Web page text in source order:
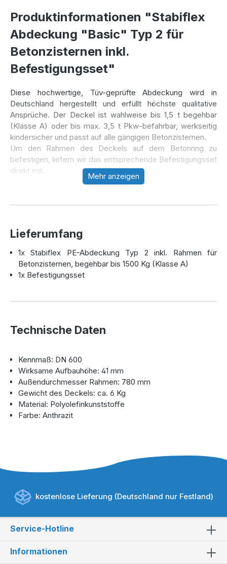
Produktinformationen "Stabiflex
Abdeckung "Basic" Typ 2 für
Betonzisternen inkl.
Befestigungsset"
Diese hochwertige, Tüv-geprüfte Abdeckung wird in
Deutschland hergestellt und erfüllt höchste qualitative
Ansprüche. Der Deckel ist wahlweise bis 1,5 t begehbar
(Klasse A) oder bis max. 3,5 t Pkw-befahrbar, werkseitig
kindersicher und passt auf alle gängigen Betonzisternen.
Um den Rahmen des Deckels auf dem Betonring zu
befestigen, liefern wir das entsprechende Befestigungsset
direkt mit.
Mehr anzeigen
Lieferumfang
1x Stabiflex PE-Abdeckung Typ 2 inkl. Rahmen für
Betonzisternen, begehbar bis 1500 Kg (Klasse A)
1x Befestigungsset
Technische Daten
Kennmaß: DN 600
Wirksame Aufbauhöhe: 41 mm
Außendurchmesser Rahmen: 780 mm
Gewicht des Deckels: ca. 6 Kg
Material: Polyolefinkunststoffe
Farbe: Anthrazit
kostenlose Lieferung (Deutschland nur Festland)
Service-Hotline
Informationen